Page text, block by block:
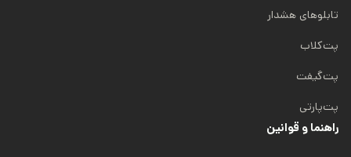
تابلوهای هشدار
پت‌کلاب
پت‌گیفت
پت‌پارتی
راهنما و قوانین